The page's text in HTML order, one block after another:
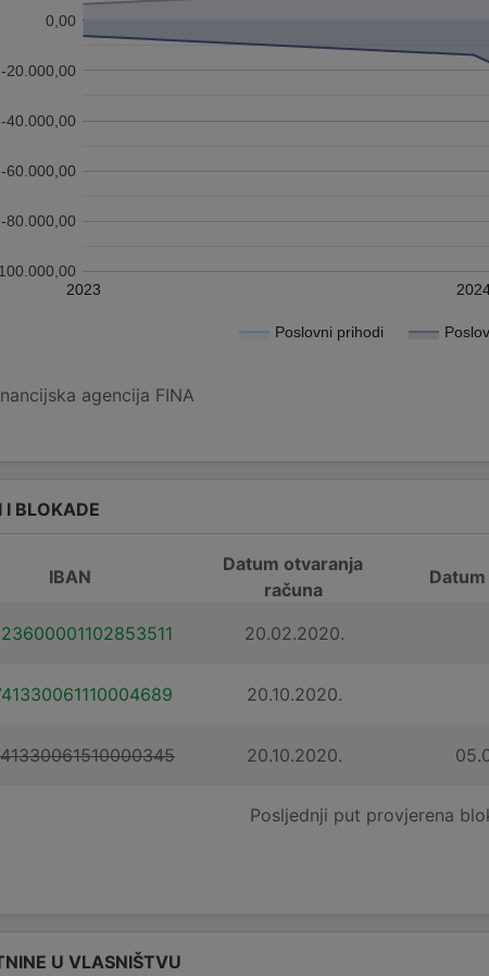
Poslovni prihodi
2023
-80.000,00
-60.000,00
-40.000,00
-20.000,00
0,00
agencija FINA
I BLOKADE
IBAN
Datum otvaranja
računa
20.02.2020.
20.10.2020.
20.10.2020.
Posljednji put provjerena
U VLASNIŠTVU